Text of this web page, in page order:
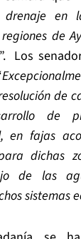
en
de
”. Los
de
de
en fajas
dichas
de las
sistemas